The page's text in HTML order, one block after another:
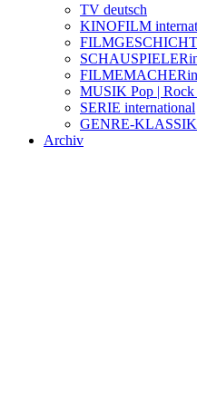
TV deutsch
KINOFILM
MUSIK Pop | Rock
SERIE international
GENRE-
Archiv